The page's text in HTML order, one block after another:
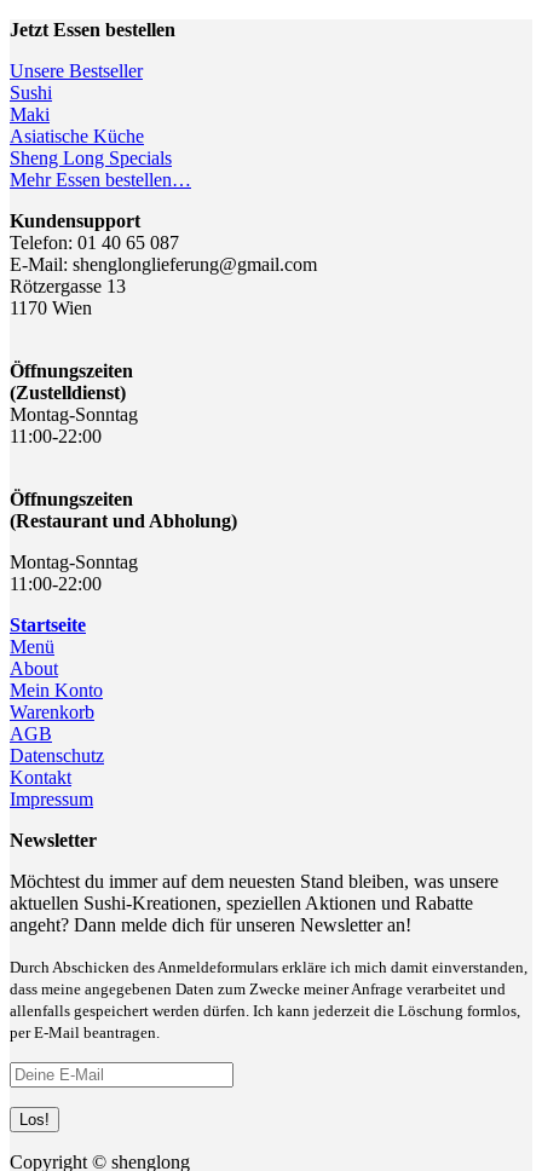
Jetzt Essen bestellen
Unsere Bestseller
Sushi
Maki
Asiatische Küche
Sheng Long Specials
Mehr Essen bestellen…
Kundensupport
Telefon: 01 40 65 087
E-Mail: shenglonglieferung@gmail.com
Rötzergasse 13
1170 Wien
Öffnungszeiten
(Zustelldienst)
Montag-Sonntag
11:00-22:00
Öffnungszeiten
(Restaurant und Abholung)
Montag-Sonntag
11:00-22:00
Startseite
Menü
About
Mein Konto
Warenkorb
AGB
Datenschutz
Kontakt
Impressum
Newsletter
Möchtest du immer auf dem neuesten Stand bleiben, was unsere
aktuellen Sushi-Kreationen, speziellen Aktionen und Rabatte
angeht? Dann melde dich für unseren Newsletter an!
Durch Abschicken des Anmeldeformulars erkläre ich mich damit einverstanden,
dass meine angegebenen Daten zum Zwecke meiner Anfrage verarbeitet und
allenfalls gespeichert werden dürfen. Ich kann jederzeit die Löschung formlos,
per E-Mail beantragen.
Copyright © shenglong